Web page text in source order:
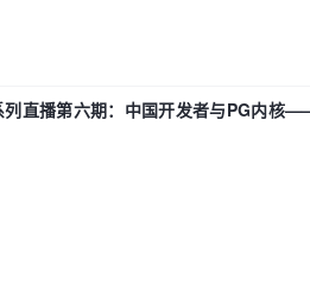
直播第六期：中国开发者与PG内核